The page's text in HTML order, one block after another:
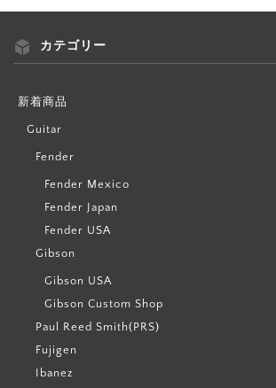
カテゴリー
新着商品
Guitar
Fender
Fender Mexico
Fender Japan
Fender USA
Gibson
Gibson USA
Gibson Custom Shop
Paul Reed Smith(PRS)
Fujigen
Ibanez